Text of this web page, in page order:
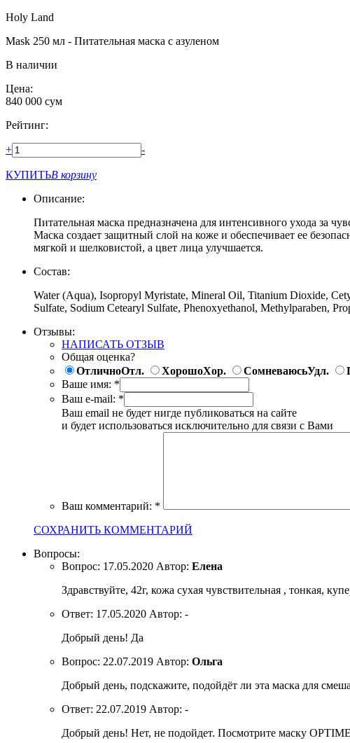
Holy Land
Mask 250 мл - Питательная маска с азуленом
В наличии
Цена:
840 000 сум
Рейтинг:
+ -
КУПИТЬВ корзину
Описание:
Питательная маска предназначена для интенсивного ухода за
Маска создает защитный слой на коже и обеспечивает ее
мягкой и шелковистой, а цвет лица улучшается.
Состав:
Water (Aqua), Isopropyl Myristate, Mineral Oil, Titanium Dioxide,
Sulfate, Sodium Cetearyl Sulfate, Phenoxyethanol, Methylparaben,
Отзывы:
НАПИСАТЬ ОТЗЫВ
Общая оценка?
ОтличноОтл. ХорошоХор. СомневаюсьУдл.
Ваше имя: *
Ваш e-mail: *
Ваш email не будет нигде публиковаться на сайте
и будет использоваться исключительно для связи с Вами
Ваш комментарий: *
СОХРАНИТЬ КОММЕНТАРИЙ
Вопросы:
Вопрос: 17.05.2020 Автор: Елена
Здравствуйте, 42г, кожа сухая чувствительная , тонкая,
Ответ: 17.05.2020 Автор: -
Добрый день! Да
Вопрос: 22.07.2019 Автор: Ольга
Добрый день, подскажите, подойдёт ли эта маска для
Ответ: 22.07.2019 Автор: -
Добрый день! Нет, не подойдет. Посмотрите маску